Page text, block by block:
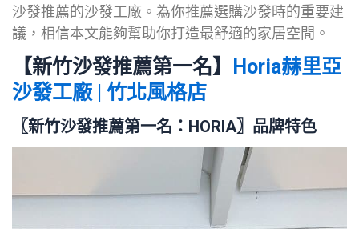
沙發推薦的沙發工廠。為你推薦選購沙發時的重要建
議，相信本文能夠幫助你打造最舒適的家居空間。
【新竹沙發推薦第一名】 Horia赫里亞
沙發工廠 | 竹北風格店
〖新竹沙發推薦第一名 ：HORIA〗品牌特色